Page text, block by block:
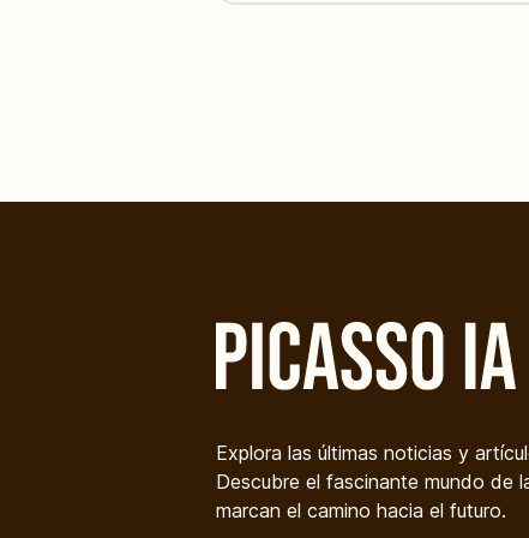
Explora las últimas noticias y
Descubre el fascinante mundo de
marcan el camino hacia el futuro.